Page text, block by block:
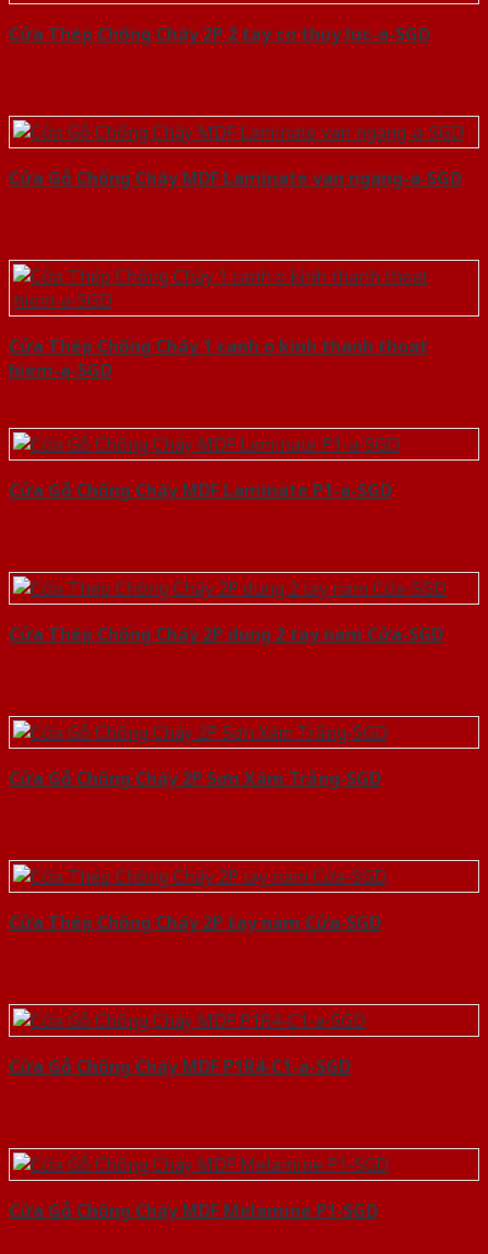
Cửa Thép Chống Cháy 2P 2 tay co thuy luc-a-SGD
Cửa Gỗ Chống Cháy MDF Laminate van ngang-a-SGD
Cửa Thép Chống Cháy 1 canh o kinh thanh thoat
hiem-a-SGD
Cửa Gỗ Chống Cháy MDF Laminate P1-a-SGD
Cửa Thép Chống Cháy 2P dung 2 tay nam Cửa-SGD
Cửa Gỗ Chống Cháy 2P Sơn Xám Trắng-SGD
Cửa Thép Chống Cháy 2P tay nam Cửa-SGD
Cửa Gỗ Chống Cháy MDF P1R4-C1-a-SGD
Cửa Gỗ Chống Cháy MDF Melamine P1-SGD